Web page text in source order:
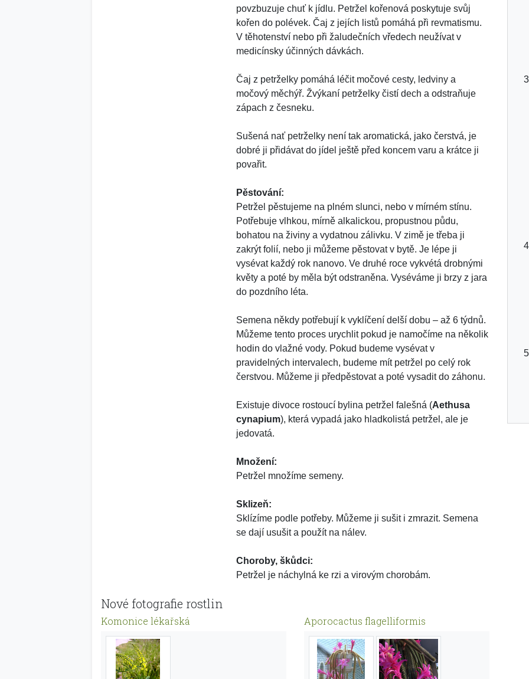
povzbuzuje chuť k jídlu. Petržel kořenová poskytuje svůj
kořen do polévek. Čaj z jejích listů pomáhá při revmatismu.
V těhotenství nebo při žaludečních vředech neužívat v
medicínsky účinných dávkách.
Čaj z petrželky pomáhá léčit močové cesty, ledviny a
močový měchýř. Žvýkaní petrželky čistí dech a odstraňuje
zápach z česneku.
Sušená nať petrželky není tak aromatická, jako čerstvá, je
dobré ji přidávat do jídel ještě před koncem varu a krátce ji
povařit.
Pěstování:
Petržel pěstujeme na plném slunci, nebo v mírném stínu.
Potřebuje vlhkou, mírně alkalickou, propustnou půdu,
bohatou na živiny a vydatnou zálivku. V zimě je třeba ji
zakrýt folií, nebo ji můžeme pěstovat v bytě. Je lépe ji
vysévat každý rok nanovo. Ve druhé roce vykvétá drobnými
květy a poté by měla být odstraněna. Vyséváme ji brzy z jara
do pozdního léta.
Semena někdy potřebují k vyklíčení delší dobu – až 6 týdnů.
Můžeme tento proces urychlit pokud je namočíme na několik
hodin do vlažné vody. Pokud budeme vysévat v
pravidelných intervalech, budeme mít petržel po celý rok
čerstvou. Můžeme ji předpěstovat a poté vysadit do záhonu.
Existuje divoce rostoucí bylina petržel falešná (Aethusa
cynapium), která vypadá jako hladkolistá petržel, ale je
jedovatá.
Množení:
Petržel množíme semeny.
Sklizeň:
Sklízíme podle potřeby. Můžeme ji sušit i zmrazit. Semena
se dají usušit a použít na nálev.
Choroby, škůdci:
Petržel je náchylná ke rzi a virovým chorobám.
Nové fotografie rostlin
Komonice lékařská Aporocactus flagelliformis